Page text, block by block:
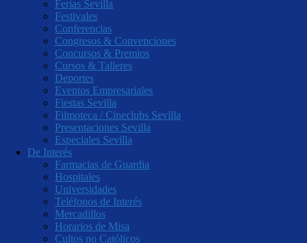
Ferias Sevilla
Festivales
Conferencias
Congresos & Convenciones
Concursos & Premios
Cursos & Talleres
Deportes
Eventos Empresariales
Fiestas Sevilla
Filmoteca / Cineclubs Sevilla
Presentaciones Sevilla
Especiales Sevilla
De Interés
Farmacias de Guardia
Hospitales
Universidades
Teléfonos de Interés
Mercadillos
Horarios de Misa
Cultos no Católicos